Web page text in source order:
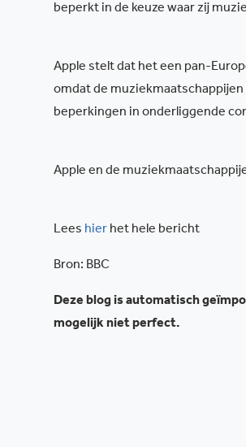
beperkt in de keuze waar zij
Apple stelt dat het een pan-
omdat de
beperkingen in onderliggende
Apple en de
Lees hier het hele bericht
Bron: BBC
Deze blog is automatisch
mogelijk niet perfect.